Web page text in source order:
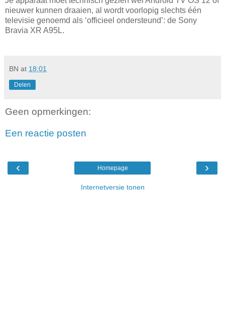
nieuwer kunnen draaien, al wordt voorlopig slechts één
televisie genoemd als ‘officieel ondersteund’: de Sony
Bravia XR A95L.
BN at 18:01
Delen
Geen opmerkingen:
Een reactie posten
‹ ›
Homepage
Internetversie tonen